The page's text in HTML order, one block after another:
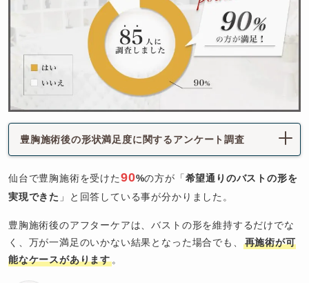
豊胸施術後の形状満足度に関するアンケート調査
仙台で豊胸施術を受けた90%の方が「希望通りのバストの形を
実現できた 」と回答している事が分かりました。
豊胸施術後のアフターケアは、バストの形を維持するだけでな
く、万が一満足のいかない結果となった場合でも、
再施術が可
能なケースがあります。